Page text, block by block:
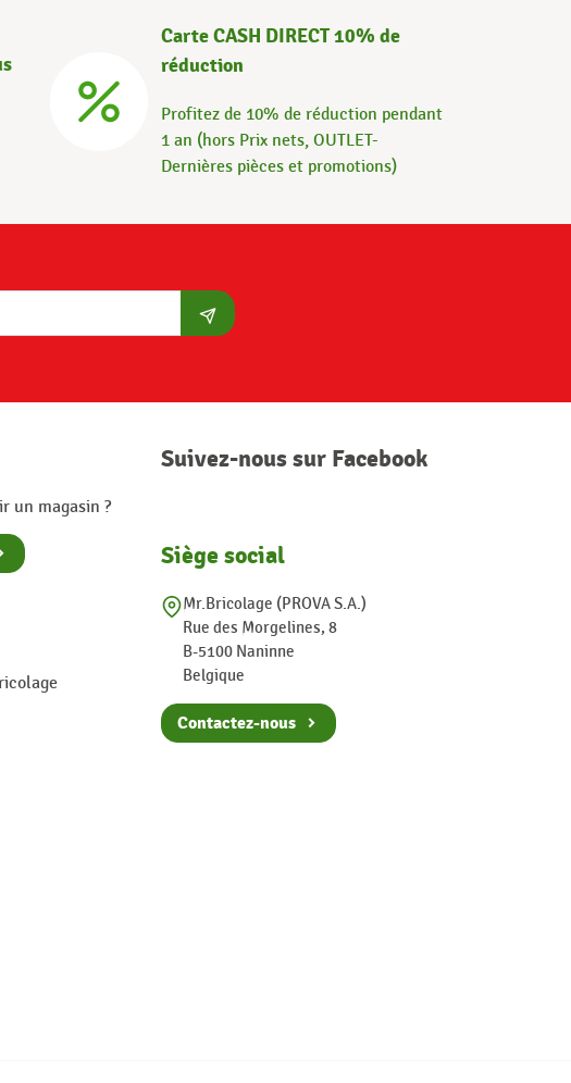
Carte CASH DIRECT 10% de
réduction
Profitez de 10% de réduction pendant
1 an (hors Prix nets, OUTLET-
Dernières pièces et promotions)
S'abonner
un magasin ?
Suivez-nous sur Facebook
Siège social
Mr.Bricolage (PROVA S.A.)
Rue des Morgelines, 8
B-5100 Naninne
Belgique
Contactez-nous